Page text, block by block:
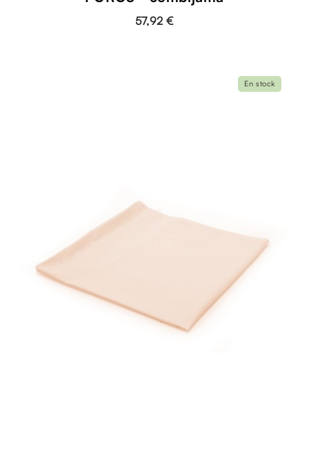
57,92 €
En stock